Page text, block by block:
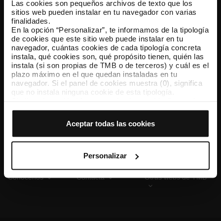
Las cookies son pequeños archivos de texto que los
sitios web pueden instalar en tu navegador con varias
finalidades.
En la opción “Personalizar”, te informamos de la tipología
de cookies que este sitio web puede instalar en tu
navegador, cuántas cookies de cada tipología concreta
instala, qué cookies son, qué propósito tienen, quién las
instala (si son propias de TMB o de terceros) y cuál es el
plazo máximo en el que quedan instaladas en tu
navegador. Si el panel de cookies muestra (0), significa
que no instala ninguna cookie de esta tipología.
que todas estas cookies se instalen en tu navegador.
tipología de cookies permite indicar si quieres que se
instalen o no las cookies de esa clase.
Una vez que hayas marcado tus preferencias, debes
hacer clic en “Seleccionar y configurar”. Así se instalarán
previamente. Te sugerimos que selecciones las cookies
de personalización, porque permiten recordar tus
opciones de navegación (como el idioma) y mejoran tu
Aceptar todas las cookies
Personalizar
TMB App
Descárgate TMB App y compra tus billetes
App Store Google Play
Conócenos Contacta Otras webs de TMB